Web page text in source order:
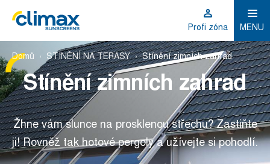
Profi zóna MENU
Domů STÍNĚNÍ NA TERASY Stínění zimních zahrad
Stínění zimních zahrad
Žhne vám slunce na prosklenou střechu? Zastiňte
ji! Rovněž tak hotové pergoly a užívejte si pohodlí.